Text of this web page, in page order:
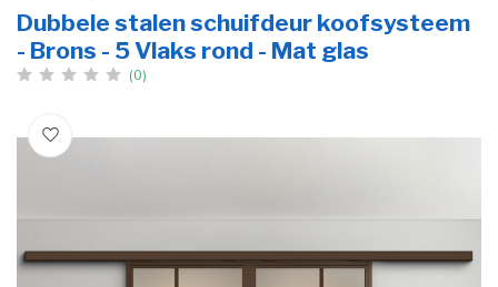
Dubbele stalen schuifdeur koofsysteem
- Brons - 5 Vlaks rond - Mat glas
(0)